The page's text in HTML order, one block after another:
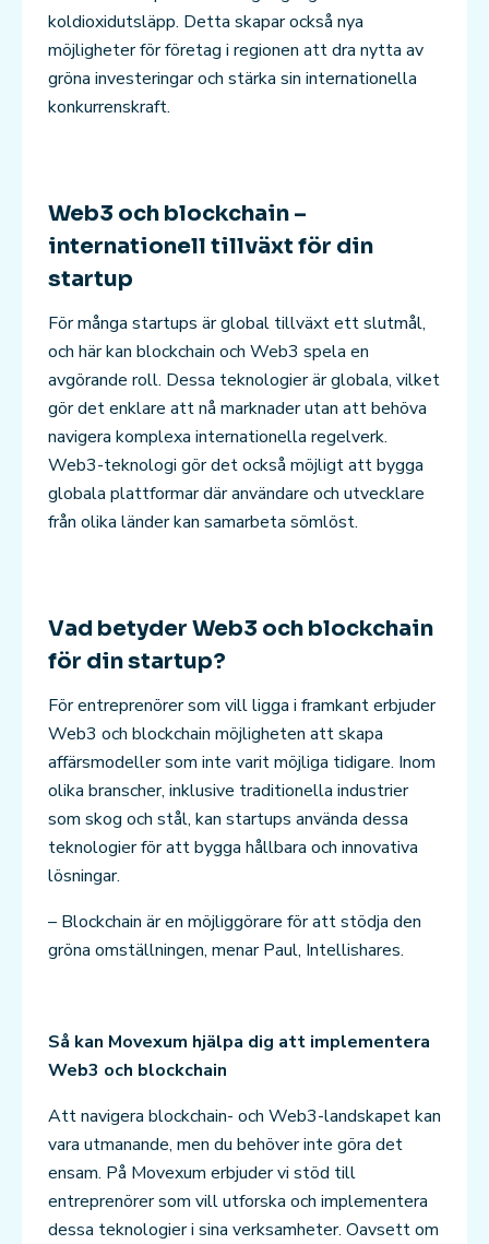
koldioxidutsläpp. Detta skapar också nya
möjligheter för företag i regionen att dra nytta av
gröna investeringar och stärka sin internationella
konkurrenskraft.
Web3 och blockchain –
internationell tillväxt för din
startup
För många startups är global tillväxt ett slutmål,
och här kan blockchain och Web3 spela en
avgörande roll. Dessa teknologier är globala, vilket
gör det enklare att nå marknader utan att behöva
navigera komplexa internationella regelverk.
Web3-teknologi gör det också möjligt att bygga
globala plattformar där användare och utvecklare
från olika länder kan samarbeta sömlöst.
Vad betyder Web3 och blockchain
för din startup?
För entreprenörer som vill ligga i framkant erbjuder
Web3 och blockchain möjligheten att skapa
affärsmodeller som inte varit möjliga tidigare. Inom
olika branscher, inklusive traditionella industrier
som skog och stål, kan startups använda dessa
teknologier för att bygga hållbara och innovativa
lösningar.
– Blockchain är en möjliggörare för att stödja den
gröna omställningen, menar Paul, Intellishares.
Så kan Movexum hjälpa dig att implementera
Web3 och blockchain
Att navigera blockchain- och Web3-landskapet kan
vara utmanande, men du behöver inte göra det
ensam. På Movexum erbjuder vi stöd till
entreprenörer som vill utforska och implementera
dessa teknologier i sina verksamheter. Oavsett om